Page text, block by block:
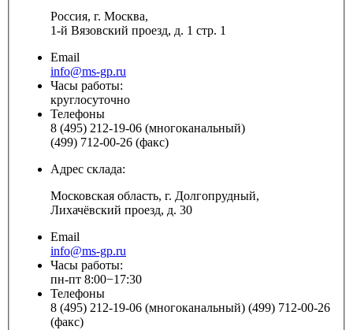
Россия, г. Москва,
1-й Вязовский проезд, д. 1 стр. 1
Email
info@ms-gp.ru
Часы работы:
круглосуточно
Телефоны
8 (495) 212-19-06 (многоканальный)
(499) 712-00-26 (факс)
Адрес склада:
Московская область, г. Долгопрудный,
Лихачёвский проезд, д. 30
Email
info@ms-gp.ru
Часы работы:
пн-пт 8:00−17:30
Телефоны
8 (495) 212-19-06 (многоканальный) (499) 712-00-26
(факс)